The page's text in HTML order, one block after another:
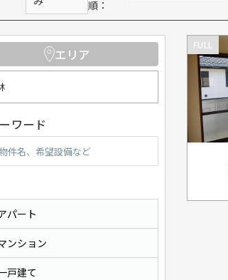
順：
FULL
エリア
ワード
パート
ンション
戸建て